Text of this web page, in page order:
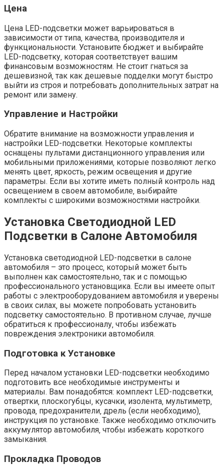
Цена
Цена LED-подсветки может варьироваться в
зависимости от типа‚ качества‚ производителя и
функциональности. Установите бюджет и выбирайте
LED-подсветку‚ которая соответствует вашим
финансовым возможностям. Не стоит гнаться за
дешевизной‚ так как дешевые подделки могут быстро
выйти из строя и потребовать дополнительных затрат на
ремонт или замену.
Управление и Настройки
Обратите внимание на возможности управления и
настройки LED-подсветки. Некоторые комплекты
оснащены пультами дистанционного управления или
мобильными приложениями‚ которые позволяют легко
менять цвет‚ яркость‚ режим освещения и другие
параметры. Если вы хотите иметь полный контроль над
освещением в своем автомобиле‚ выбирайте
комплекты с широкими возможностями настройки.
Установка Светодиодной LED
Подсветки в Салоне Автомобиля
Установка светодиодной LED-подсветки в салоне
автомобиля – это процесс‚ который может быть
выполнен как самостоятельно‚ так и с помощью
профессионального установщика. Если вы имеете опыт
работы с электрооборудованием автомобиля и уверены
в своих силах‚ вы можете попробовать установить
подсветку самостоятельно. В противном случае‚ лучше
обратиться к профессионалу‚ чтобы избежать
повреждения электроники автомобиля.
Подготовка к Установке
Перед началом установки LED-подсветки необходимо
подготовить все необходимые инструменты и
материалы. Вам понадобятся: комплект LED-подсветки‚
отвертки‚ плоскогубцы‚ кусачки‚ изолента‚ мультиметр‚
провода‚ предохранители‚ дрель (если необходимо)‚
инструкция по установке. Также необходимо отключить
аккумулятор автомобиля‚ чтобы избежать короткого
замыкания.
Прокладка Проводов